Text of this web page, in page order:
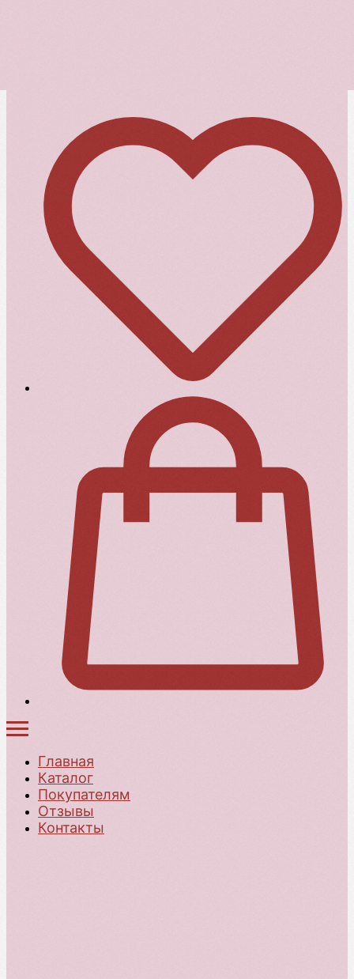
Главная
Каталог
Покупателям
Отзывы
Контакты